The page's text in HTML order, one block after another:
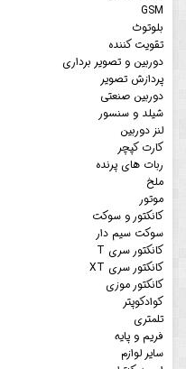
GSM
بلوتوث
تقویت کننده
دوربین و تصویر برداری
پردازش تصویر
دوربین صنعتی
شیلد و سنسور
لنز دوربین
کارت کپچر
ربات های پرنده
ملخ
موتور
کانکتور و سوکت
سوکت سیم دار
کانکتور سری T
کانکتور سری XT
کانکتور موزی
کوادکوپتر
تلمتری
فریم و پایه
سایر لوازم